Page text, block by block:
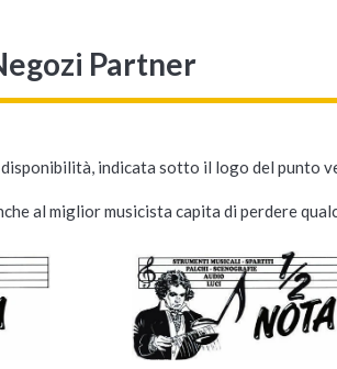
Partner
indicata sotto il logo del punto
al miglior musicista capita di perdere